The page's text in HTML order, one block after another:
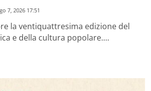
7, 2026 17:51
la ventiquattresima edizione del
e della cultura popolare.…